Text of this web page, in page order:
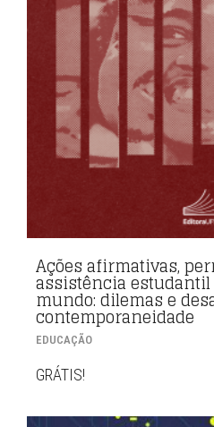
Ações afirmativas,
assistência
mundo: dilemas e
contemporaneidade
EDUCAÇÃO
GRÁTIS!